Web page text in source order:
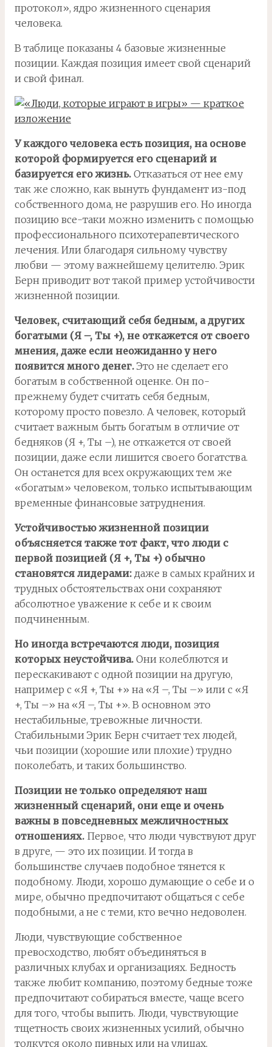
протокол», ядро жизненного сценария
человека.
В таблице показаны 4 базовые жизненные
позиции. Каждая позиция имеет свой сценарий
и свой финал.
У каждого человека есть позиция, на основе
которой формируется его сценарий и
базируется его жизнь. Отказаться от нее ему
так же сложно, как вынуть фундамент из-под
собственного дома, не разрушив его. Но иногда
позицию все-таки можно изменить с помощью
профессионального психотерапевтического
лечения. Или благодаря сильному чувству
любви — этому важнейшему целителю. Эрик
Берн приводит вот такой пример устойчивости
жизненной позиции.
Человек, считающий себя бедным, а других
богатыми (Я –, Ты +), не откажется от своего
мнения, даже если неожиданно у него
появится много денег. Это не сделает его
богатым в собственной оценке. Он по-
прежнему будет считать себя бедным,
которому просто повезло. А человек, который
считает важным быть богатым в отличие от
бедняков (Я +, Ты –), не откажется от своей
позиции, даже если лишится своего богатства.
Он останется для всех окружающих тем же
«богатым» человеком, только испытывающим
временные финансовые затруднения.
Устойчивостью жизненной позиции
объясняется также тот факт, что люди с
первой позицией (Я +, Ты +) обычно
становятся лидерами: даже в самых крайних и
трудных обстоятельствах они сохраняют
абсолютное уважение к себе и к своим
подчиненным.
Hо иногда встречаются люди, позиция
которых неустойчива. Они колеблются и
перескакивают с одной позиции на другую,
например с «Я +, Ты +» на «Я –, Ты –» или с «Я
+, Ты –» на «Я –, Ты +». В основном это
нестабильные, тревожные личности.
Стабильными Эрик Берн считает тех людей,
чьи позиции (хорошие или плохие) трудно
поколебать, и таких большинство.
Позиции не только определяют наш
жизненный сценарий, они еще и очень
важны в повседневных межличностных
отношениях. Первое, что люди чувствуют друг
в друге, — это их позиции. И тогда в
большинстве случаев подобное тянется к
подобному. Люди, хорошо думающие о себе и о
мире, обычно предпочитают общаться с себе
подобными, а не с теми, кто вечно недоволен.
Люди, чувствующие собственное
превосходство, любят объединяться в
различных клубах и организациях. Бедность
также любит компанию, поэтому бедные тоже
предпочитают собираться вместе, чаще всего
для того, чтобы выпить. Люди, чувствующие
тщетность своих жизненных усилий, обычно
толкутся около пивных или на улицах,